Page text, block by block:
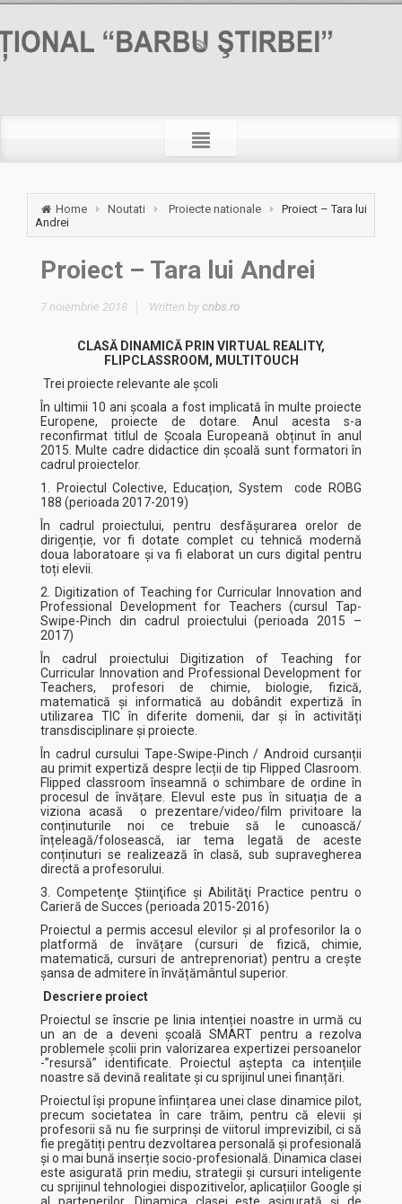
Home Noutati Proiecte nationale
Proiect – Tara lui
Andrei
Proiect – Tara lui Andrei
7 noiembrie 2018 Written by cnbs.ro
CLASĂ DINAMICĂ PRIN VIRTUAL REALITY,
FLIPCLASSROOM, MULTITOUCH
Trei proiecte relevante ale școli
În ultimii 10 ani școala a fost implicată în multe proiecte
Europene, proiecte de dotare. Anul acesta s-a
reconfirmat titlul de Școala Europeană obținut în anul
2015. Multe cadre didactice din școală sunt formatori în
cadrul proiectelor.
1. Proiectul Colective, Educațion, System code ROBG
188 (perioada 2017-2019)
În cadrul proiectului, pentru desfășurarea orelor de
dirigenție, vor fi dotate complet cu tehnică modernă
doua laboratoare și va fi elaborat un curs digital pentru
toți elevii.
2. Digitization of Teaching for Curricular Innovation and
Professional Development for Teachers (cursul Tap-
Swipe-Pinch din cadrul proiectului (perioada 2015 –
2017)
În cadrul proiectului Digitization of Teaching for
Curricular Innovation and Professional Development for
Teachers, profesori de chimie, biologie, fizică,
matematică și informatică au dobândit expertiză în
utilizarea TIC în diferite domenii, dar și în activități
transdisciplinare și proiecte.
În cadrul cursului Tape-Swipe-Pinch / Android cursanții
au primit expertiză despre lecții de tip Flipped Clasroom.
Flipped classroom înseamnă o schimbare de ordine în
procesul de învățare. Elevul este pus în situația de a
viziona acasă o prezentare/video/film privitoare la
conținuturile noi ce trebuie să le cunoască/
înțeleagă/folosească, iar tema legată de aceste
conținuturi se realizează în clasă, sub supravegherea
directă a profesorului.
3. Competenţe Ştiinţifice şi Abilităţi Practice pentru o
Carieră de Succes (perioada 2015-2016)
Proiectul a permis accesul elevilor și al profesorilor la o
platformă de învățare (cursuri de fizică, chimie,
matematică, cursuri de antreprenoriat) pentru a crește
șansa de admitere în învățământul superior.
Descriere proiect
Proiectul se înscrie pe linia intenției noastre in urmă cu
un an de a deveni școală SMART pentru a rezolva
problemele școlii prin valorizarea expertizei persoanelor
-”resursă” identificate. Proiectul aștepta ca intențiile
noastre să devină realitate și cu sprijinul unei finanțări.
Proiectul își propune înființarea unei clase dinamice pilot,
precum societatea în care trăim, pentru că elevii și
profesorii să nu fie surprinși de viitorul imprevizibil, ci să
fie pregătiți pentru dezvoltarea personală și profesională
și o mai bună inserție socio-profesională. Dinamica clasei
este asigurată prin mediu, strategii și cursuri inteligente
cu sprijinul tehnologiei dispozitivelor, aplicațiilor Google și